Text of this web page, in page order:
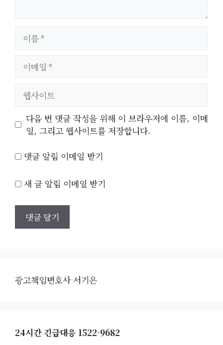
트
다음 번 댓글 작성을 위해 이 브라우저에 이름, 이메
일, 그리고 웹사이트를 저장합니다.
댓글 알림 이메일 받기
새 글 알림 이메일 받기
광고책임변호사 서기은
24시간 긴급대응 1522-9682